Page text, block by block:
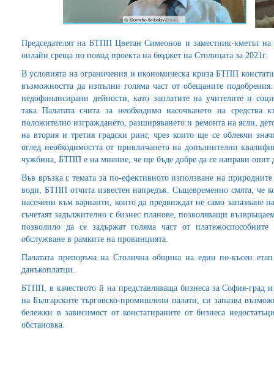
Председателят на БТПП Цветан Симеонов и заместник-кметът
онлайн среща по повод проекта на бюджет на Столицата за 2021г.
В условията на ограничения и икономическа криза БТПП
възможността да изпълни голяма част от обещаните
недофинансирани дейности, като заплатите на учителите и
така Палатата счита за необходимо насочването на средства
положително изграждането, разширяването и ремонта на ясли,
на втория и третия градски ринг, чрез които ще се облекчи
оглед необходимостта от привличането на допълнителни
чужбина, БТПП е на мнение, че ще бъде добре да се направи опит
Във връзка с темата за по-ефективното използване на
води, БТПП отчита известен напредък. Същевременно смята, че
насочени към варианти, които да предвиждат не само запазване
съчетаят задължително с бизнес планове, позволяващи
позволило да се задържат голяма част от
обслужване в рамките на провинцията.
Палатата препоръча на Столична община на един по-късен
данъкоплатци.
БТПП, в качеството й на представляваща бизнеса за София-град
на Българските търговско-промишлени палати, си запазва
бележки в зависимост от констатираните от бизнеса
обстановка.